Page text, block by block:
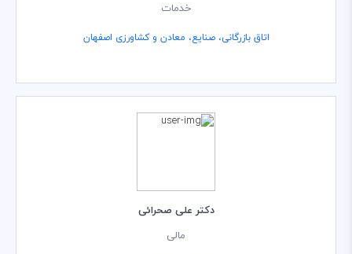
خدمات
اتاق بازرگانی، صنایع، معادن و کشاورزی اصفهان
دکتر علی صحرائی
مالی